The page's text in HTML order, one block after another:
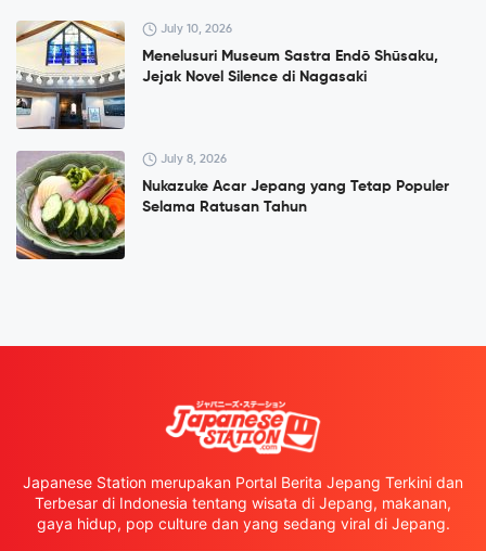
July 10, 2026
Menelusuri Museum Sastra Endō Shūsaku,
Jejak Novel Silence di Nagasaki
July 8, 2026
Nukazuke Acar Jepang yang Tetap Populer
Selama Ratusan Tahun
Japanese Station merupakan Portal Berita Jepang Terkini dan
Terbesar di Indonesia tentang wisata di Jepang, makanan,
gaya hidup, pop culture dan yang sedang viral di Jepang.